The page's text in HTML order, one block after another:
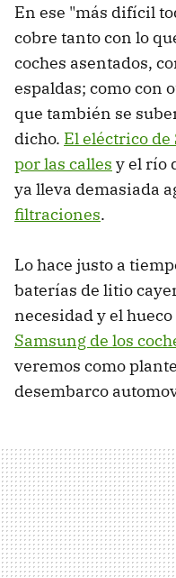
En ese "más difícil
cobre tanto con lo
coches asentados,
espaldas; como con
que también se
dicho. El eléctrico de
por las calles y el río
ya lleva demasiada
filtraciones.
Lo hace justo a
baterías de litio
necesidad y el
Samsung de los
veremos como
desembarco